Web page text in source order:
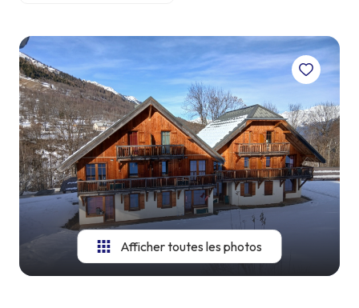
viager
actualités
l'équipe
contact
Afficher toutes les photos